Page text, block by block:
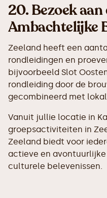
20.Bezoek aan
Ambachtelijke
Zeeland heeft een
rondleidingen en
bijvoorbeeld Slot
rondleiding door de
gecombineerd met
Vanuit jullie locatie in
groepsactiviteiten in
Zeeland biedt voor
actieve en
culturele belevenissen.